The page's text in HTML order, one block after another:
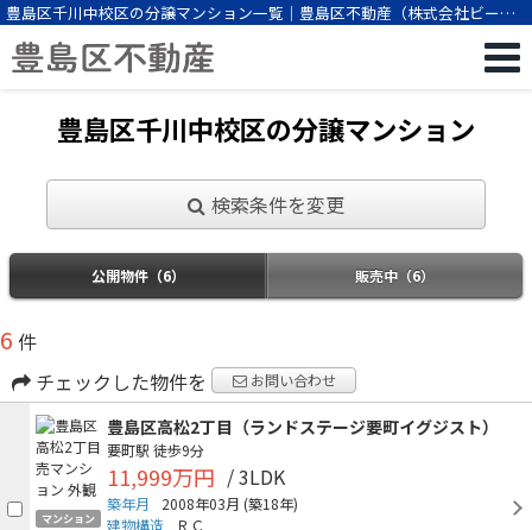
豊島区千川中校区の分譲マンション一覧｜豊島区不動産（株式会社ビーエ
スパートナー）
豊島区千川中校区の分譲マンション
検索条件を変更
公開物件（6） 販売中（6）
6 件
チェックした物件を
お問い合わせ
マンション
豊島区高松2丁目（ランドステージ要町イグジスト）
要町駅 徒歩9分
11,999万円 / 3LDK
築年月 2008年03月 (築18年)
建物構造
ＲＣ